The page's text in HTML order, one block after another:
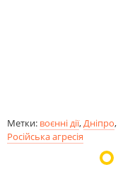
Метки: воєнні дії,Дніпро,
Російська агресія